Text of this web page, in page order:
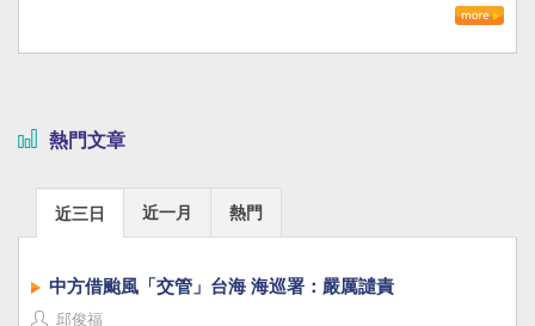
熱門文章
近三日 近一月 熱門
中方借颱風「交管」台海 海巡署：嚴厲譴責
邱俊福